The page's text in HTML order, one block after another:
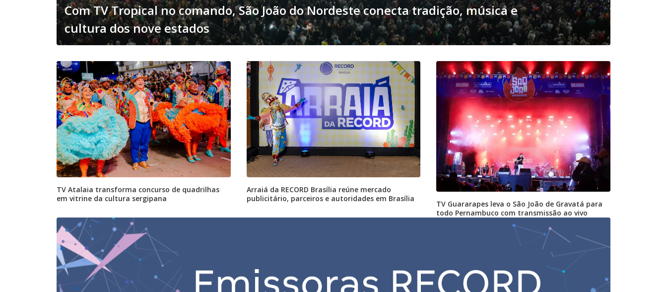
Com TV Tropical no comando, São João do Nordeste conecta tradição, música e
cultura dos nove estados
TV Atalaia transforma concurso de quadrilhas
em vitrine da cultura sergipana
Arraiá da RECORD Brasília reúne mercado
publicitário, parceiros e autoridades em Brasília
TV Guararapes leva o São João de Gravatá para
todo Pernambuco com transmissão ao vivo